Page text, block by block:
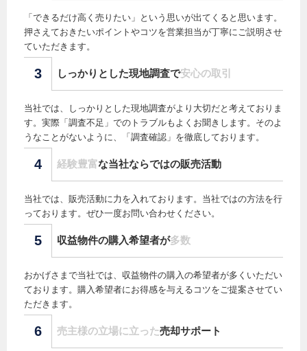
「できるだけ高く売りたい」という思いが出てくると思います。
押さえておきたいポイントやコツを営業担当が丁寧にご説明させ
ていただきます。
3 しっかりとした現地調査で安心の取引
当社では、しっかりとした現地調査がより大切だと考えておりま
す。実際「調査不足」でのトラブルもよくお聞きします。そのよ
うなことがないように、「調査確認」を徹底しております。
4 経験豊富な当社ならではの販売活動
当社では、販売活動に力を入れております。当社ではの方法を行
っております。ぜひ一度お問い合わせください。
5 収益物件の購入希望者が多数
おかげさまで当社では、収益物件の購入の希望者が多くいただい
ております。購入希望者にお得感を与えるコツをご提案させてい
ただきます。
6 売主様の立場に立った売却サポート